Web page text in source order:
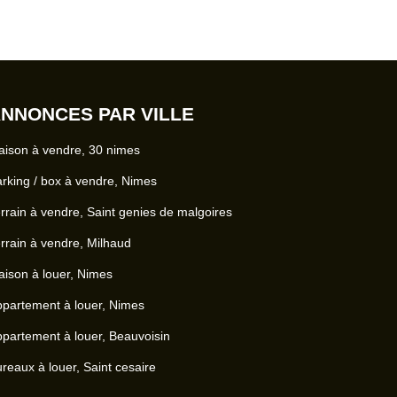
PAR VILLE
à vendre, 30 nimes
/ box à vendre, Nimes
à vendre, Saint genies de malgoires
à vendre, Milhaud
à louer, Nimes
à louer, Nimes
à louer, Beauvoisin
à louer, Saint cesaire